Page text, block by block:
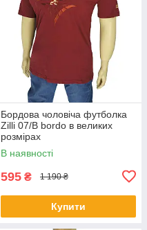
Бордова чоловіча футболка
Zilli 07/В bordo в великих
розмірах
В наявності
595 ₴ 1 190 ₴
Купити